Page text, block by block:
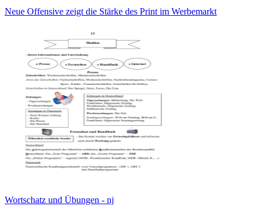
Neue Offensive zeigt die Stärke des Print im Werbemarkt
Wortschatz und Übungen - nj